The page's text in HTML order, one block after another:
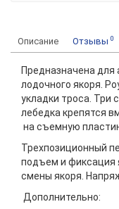
Описание Отзывы 0
Предназначена для
лодочного якоря.
укладки троса. Три
лебедка крепятся
на съемную
Трехпозиционный
подъем и фиксация
смены якоря.
Дополнительно: